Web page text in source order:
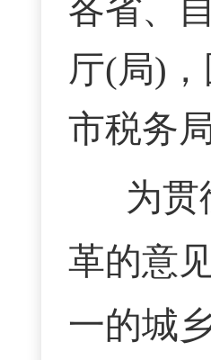
各省、
厅(局)
市税务
为贯
革的意
一的城